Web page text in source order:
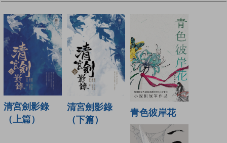
清宮劍影錄
（上篇）
清宮劍影錄
（下篇）
青色彼岸花